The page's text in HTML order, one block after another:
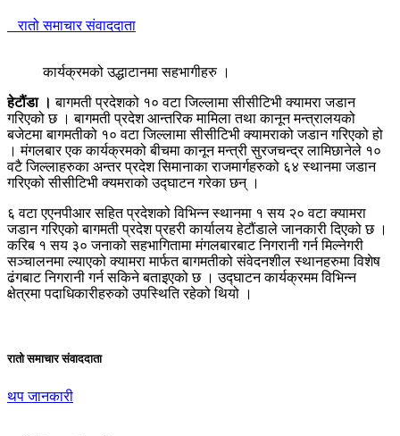
रातो समाचार संवाददाता
कार्यक्रमको उद्धाटानमा सहभागीहरु ।
हेटौंडा । बागमती प्रदेशको १० वटा जिल्लामा सीसीटिभी क्यामरा जडान
गरिएको छ । बागमती प्रदेश आन्तरिक मामिला तथा कानून मन्त्रालयको
बजेटमा बागमतीको १० वटा जिल्लामा सीसीटिभी क्यामराको जडान गरिएको हो
। मंगलबार एक कार्यक्रमको बीचमा कानून मन्त्री सुरजचन्द्र लामिछानेले १०
वटै जिल्लाहरुका अन्तर प्रदेश सिमानाका राजमार्गहरुको ६४ स्थानमा जडान
गरिएको सीसीटिभी क्यमराको उद्घाटन गरेका छन् ।
६ वटा एएनपीआर सहित प्रदेशको विभिन्न स्थानमा १ सय २० वटा क्यामरा
जडान गरिएको बागमती प्रदेश प्रहरी कार्यालय हेटौंडाले जानकारी दिएको छ ।
करिब १ सय ३० जनाको सहभागितामा मंगलबारबाट निगरानी गर्न मिल्नेगरी
सञ्चालनमा ल्याएको क्यामरा मार्फत बागमतीको संवेदनशील स्थानहरुमा विशेष
ढंगबाट निगरानी गर्न सकिने बताइएको छ । उद्घाटन कार्यक्रमम विभिन्न
क्षेत्रमा पदाधिकारीहरुको उपस्थिति रहेको थियो ।
रातो समाचार संवाददाता
थप जानकारी